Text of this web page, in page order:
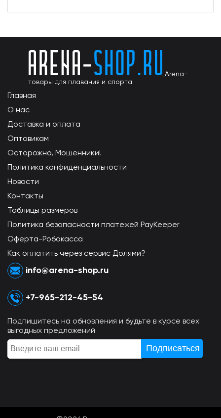
Arena-
товары для плавания и спорта
Главная
О нас
Доставка и оплата
Оптовикам
Осторожно, Мошенники!
Политика конфиденциальности
Новости
Контакты
Таблицы размеров
Политика безопасности платежей PayKeeper
Оферта-Робокасса
Как оплатить через сервис Долями?
info@arena-shop.ru
+7-965-212-45-54
Подпишитесь на обновления и будьте в курсе всех
выгодных предложений